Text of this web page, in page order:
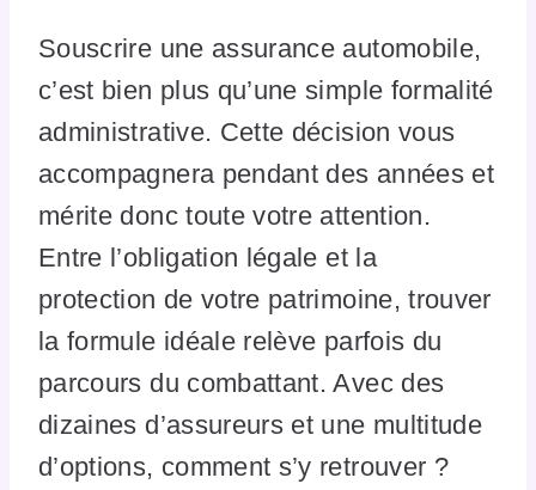
Souscrire une assurance automobile,
c’est bien plus qu’une simple formalité
administrative. Cette décision vous
accompagnera pendant des années et
mérite donc toute votre attention.
Entre l’obligation légale et la
protection de votre patrimoine, trouver
la formule idéale relève parfois du
parcours du combattant. Avec des
dizaines d’assureurs et une multitude
d’options, comment s’y retrouver ?